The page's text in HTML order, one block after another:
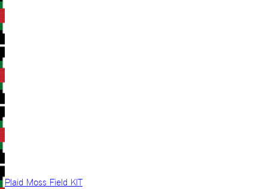
Plaid Moss Field KIT